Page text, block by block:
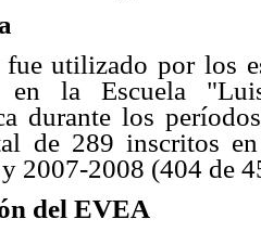
utilizado por los
en la Escuela
durante los
de 289 inscritos
2007-2008 (404 de
del EVEA